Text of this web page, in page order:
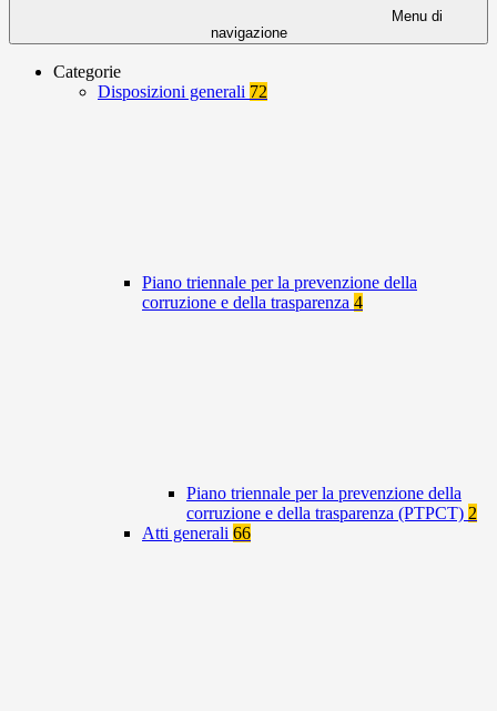
Menu di
navigazione
Categorie
Disposizioni generali 72
Piano triennale per la prevenzione della
corruzione e della trasparenza 4
Piano triennale per la prevenzione della
corruzione e della trasparenza (PTPCT) 2
Atti generali 66